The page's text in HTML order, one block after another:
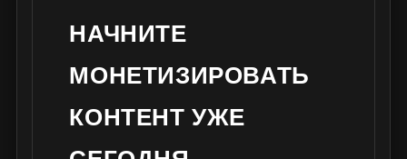
НАЧНИТЕ
МОНЕТИЗИРОВАТЬ
КОНТЕНТ УЖЕ